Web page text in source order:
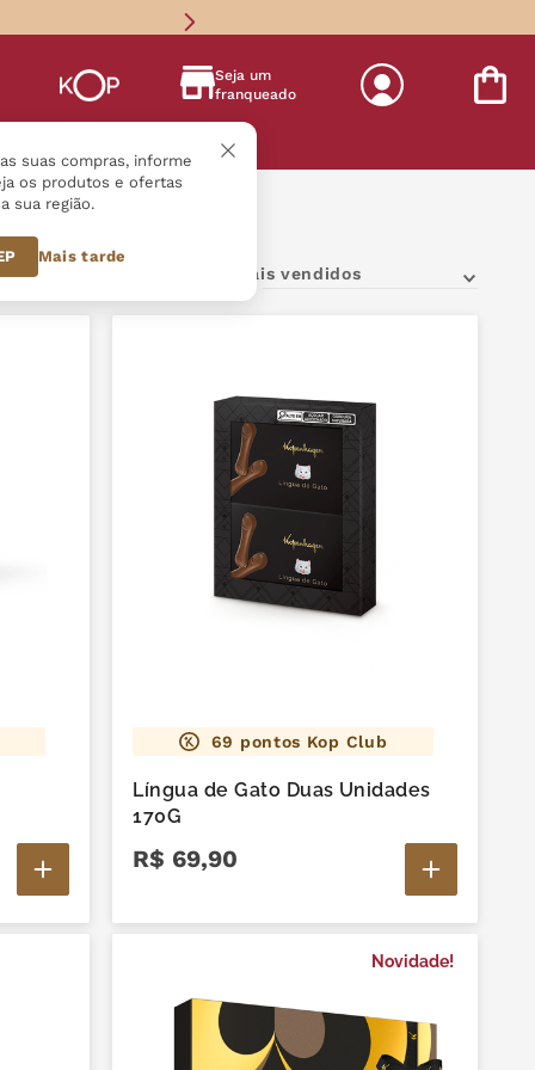
suas compras, informe
os produtos e ofertas
sua região.
Mais tarde
Seja um
franqueado
compartilhar
Mais vendidos
69 pontos Kop Club
Língua de Gato Duas Unidades
170G
R$ 69,90
Novidade!